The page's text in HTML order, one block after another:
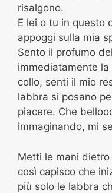
risalgono.
E lei o tu in questo
appoggi sulla mia
Sento il profumo
immediatamente
collo, senti il mio
labbra si posano
piacere. Che
immaginando, mi
Metti le mani
così capisco che
più solo le labbra